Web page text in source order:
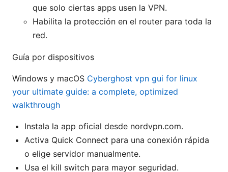
que solo ciertas apps usen la VPN.
Habilita la protección en el router para toda la
red.
Guía por dispositivos
Windows y macOS Cyberghost vpn gui for linux
your ultimate guide: a complete, optimized
walkthrough
Instala la app oficial desde nordvpn.com.
Activa Quick Connect para una conexión rápida
o elige servidor manualmente.
Usa el kill switch para mayor seguridad.